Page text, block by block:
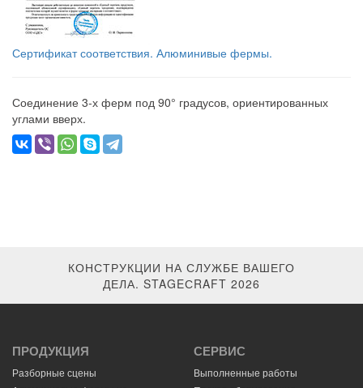
Сертификат соответствия. Алюминивые фермы.
Соединение 3-х ферм под 90° градусов, ориентированных
углами вверх.
КОНСТРУКЦИИ НА СЛУЖБЕ ВАШЕГО
ДЕЛА. STAGEСRAFT 2026
ПРОДУКЦИЯ
Разборные сцены
СЕРВИС
Выполненные работы